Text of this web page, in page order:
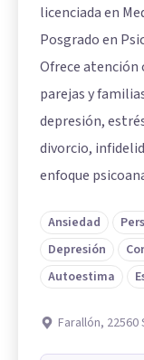
licenciada en
Posgrado en
Ofrece atención
parejas y
depresión,
divorcio,
enfoque
Ansiedad
Depresión
Autoestima
Farallón, 22560